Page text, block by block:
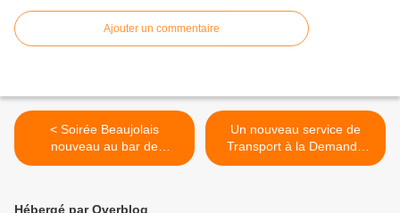
Ajouter un commentaire
< Soirée Beaujolais
nouveau au bar de
Vernosc-lès-Annonay
Un nouveau service de
Transport à la Demande
(TAD) de CoqueliGO est
Hébergé par Overblog